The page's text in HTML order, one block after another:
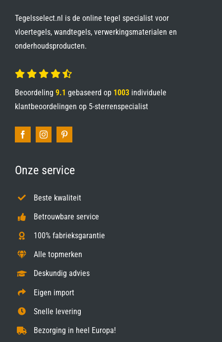
Tegelsselect.nl is de online tegel specialist voor
vloertegels, wandtegels, verwerkingsmaterialen en
onderhoudsproducten.
Beoordeling 9.1 gebaseerd op 1003individuele
klantbeoordelingen op 5-sterrenspecialist
Onze service
Beste kwaliteit
Betrouwbare service
100% fabrieksgarantie
Alle topmerken
Deskundig advies
Eigen import
Snelle levering
Bezorging in heel Europa!